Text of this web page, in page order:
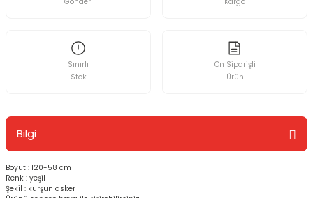
Sınırlı
Stok
Ön Siparişli
Ürün
Bilgi
Boyut : 120-58 cm
Renk : yeşil
Şekil : kurşun asker